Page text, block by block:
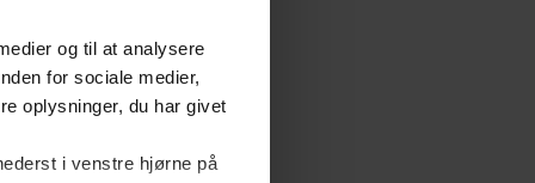
og til at analysere
for sociale medier,
oplysninger, du har givet
i venstre hjørne på